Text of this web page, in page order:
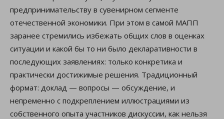
предпринимательству в сувенирном сегменте
отечественной экономики. При этом в самой МАПП
заранее стремились избежать общих слов в оценках
ситуации и какой бы то ни было декларативности в
последующих заявлениях: только конкретика и
практически достижимые решения. Традиционный
формат: доклад — вопросы — обсуждение, и
непременно с подкреплением иллюстрациями из
собственного опыта участников дискуссии, как нельзя